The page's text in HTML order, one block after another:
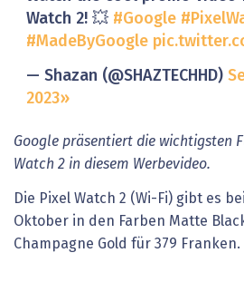
Watch 2! 💥 #Google
#MadeByGoogle
— Shazan (@SHAZTECHHD)
2023
Google präsentiert die wichtigsten
Watch 2 in diesem Werbevideo.
Die Pixel Watch 2 (Wi-Fi) gibt es
Oktober in den Farben Matte
Champagne Gold für 379 Franken.